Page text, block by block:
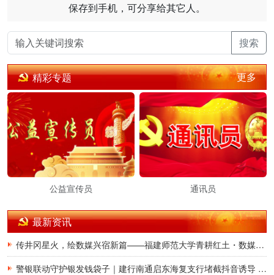
保存到手机，可分享给其它人。
搜索
精彩专题 更多
公益宣传员 通讯员
最新资讯
传井冈星火，绘数媒兴宿新篇——福建师范大学青耕红土・数媒兴宿实践队赴井冈山开展“井冈情·中国梦”专项实践
警银联动守护银发钱袋子｜建行南通启东海复支行堵截抖音诱导 “充电宝投资” 新型诈骗